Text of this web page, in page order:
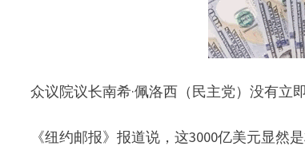
众议院议长南希·佩洛西（民主党）没有立即
《纽约邮报》报道说，这3000亿美元显然